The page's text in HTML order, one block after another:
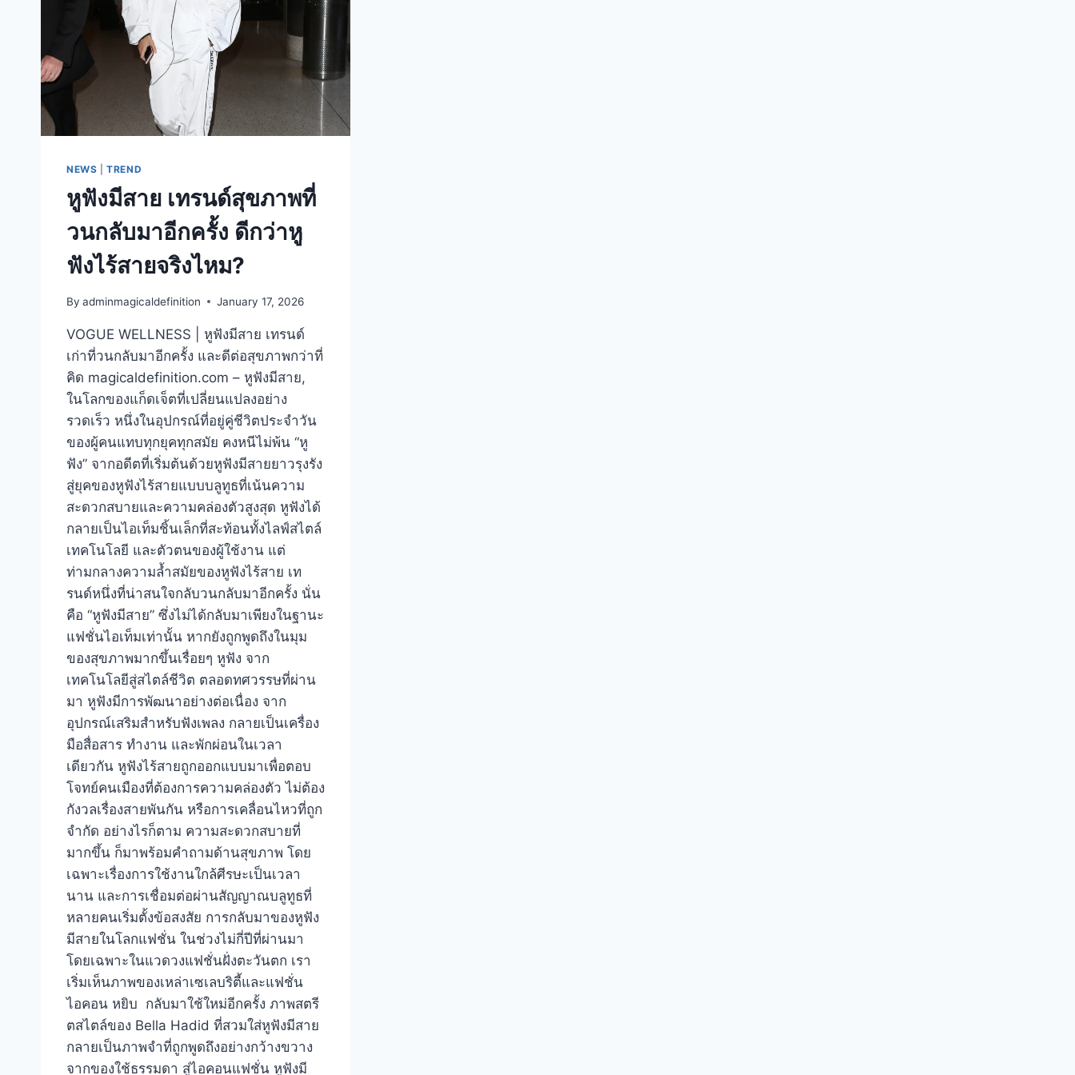
NEWS |TREND
หูฟังมีสาย เทรนด์สุขภาพที่
วนกลับมาอีกครั้ง ดีกว่าหู
ฟังไร้สายจริงไหม?
By adminmagicaldefinition January 17, 2026
VOGUE WELLNESS | หูฟังมีสาย เทรนด์
เก่าที่วนกลับมาอีกครั้ง และดีต่อสุขภาพกว่าที่
คิด magicaldefinition.com – หูฟังมีสาย,
ในโลกของแก็ดเจ็ตที่เปลี่ยนแปลงอย่าง
รวดเร็ว หนึ่งในอุปกรณ์ที่อยู่คู่ชีวิตประจำวัน
ของผู้คนแทบทุกยุคทุกสมัย คงหนีไม่พ้น “หู
ฟัง” จากอดีตที่เริ่มต้นด้วยหูฟังมีสายยาวรุงรัง
สู่ยุคของหูฟังไร้สายแบบบลูทูธที่เน้นความ
สะดวกสบายและความคล่องตัวสูงสุด หูฟังได้
กลายเป็นไอเท็มชิ้นเล็กที่สะท้อนทั้งไลฟ์สไตล์
เทคโนโลยี และตัวตนของผู้ใช้งาน แต่
ท่ามกลางความล้ำสมัยของหูฟังไร้สาย เท
รนด์หนึ่งที่น่าสนใจกลับวนกลับมาอีกครั้ง นั่น
คือ “หูฟังมีสาย” ซึ่งไม่ได้กลับมาเพียงในฐานะ
แฟชั่นไอเท็มเท่านั้น หากยังถูกพูดถึงในมุม
ของสุขภาพมากขึ้นเรื่อยๆ หูฟัง จาก
เทคโนโลยีสู่สไตล์ชีวิต ตลอดทศวรรษที่ผ่าน
มา หูฟังมีการพัฒนาอย่างต่อเนื่อง จาก
อุปกรณ์เสริมสำหรับฟังเพลง กลายเป็นเครื่อง
มือสื่อสาร ทำงาน และพักผ่อนในเวลา
เดียวกัน หูฟังไร้สายถูกออกแบบมาเพื่อตอบ
โจทย์คนเมืองที่ต้องการความคล่องตัว ไม่ต้อง
กังวลเรื่องสายพันกัน หรือการเคลื่อนไหวที่ถูก
จำกัด อย่างไรก็ตาม ความสะดวกสบายที่
มากขึ้น ก็มาพร้อมคำถามด้านสุขภาพ โดย
เฉพาะเรื่องการใช้งานใกล้ศีรษะเป็นเวลา
นาน และการเชื่อมต่อผ่านสัญญาณบลูทูธที่
หลายคนเริ่มตั้งข้อสงสัย การกลับมาของหูฟัง
มีสายในโลกแฟชั่น ในช่วงไม่กี่ปีที่ผ่านมา
โดยเฉพาะในแวดวงแฟชั่นฝั่งตะวันตก เรา
เริ่มเห็นภาพของเหล่าเซเลบริตี้และแฟชั่น
ไอคอน หยิบ กลับมาใช้ใหม่อีกครั้ง ภาพสตรี
ตสไตล์ของ Bella Hadid ที่สวมใส่หูฟังมีสาย
กลายเป็นภาพจำที่ถูกพูดถึงอย่างกว้างขวาง
จากของใช้ธรรมดา สู่ไอคอนแฟชั่น หูฟังมี